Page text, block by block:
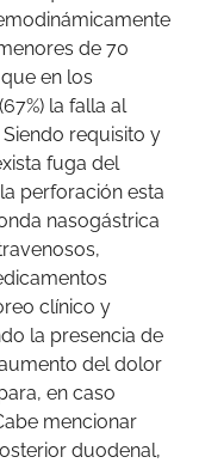
de 70
en los
la falla al
requisito y
fuga del
perforación esta
nasogástrica
clínico y
la presencia de
del dolor
en caso
mencionar
duodenal,